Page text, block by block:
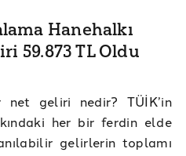
Hanehalkı
59.873 TL Oldu
net geliri nedir? TÜİK’in
her bir ferdin elde
gelirlerin toplamı